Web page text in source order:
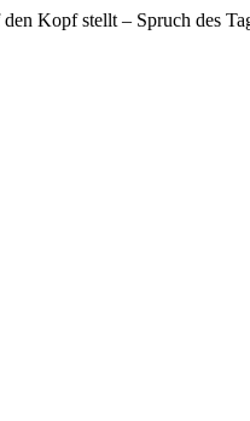
Kopf stellt – Spruch des